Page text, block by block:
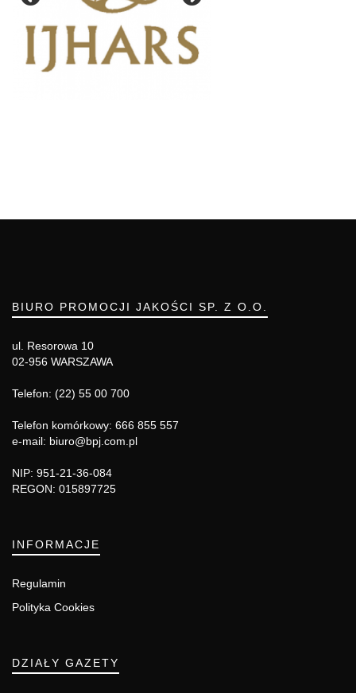
BIURO PROMOCJI JAKOŚCI SP. Z O.O.
ul. Resorowa 10
02-956 WARSZAWA
Telefon: (22) 55 00 700
Telefon komórkowy: 666 855 557
e-mail: biuro@bpj.com.pl
NIP: 951-21-36-084
REGON: 015897725
INFORMACJE
Regulamin
Polityka Cookies
DZIAŁY GAZETY